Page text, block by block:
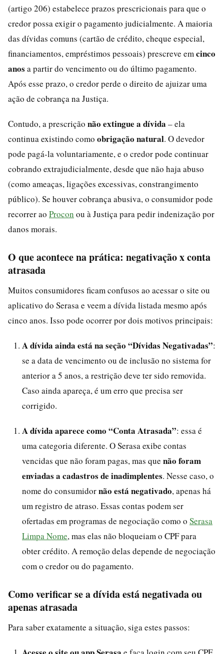
(artigo 206) estabelece prazos prescricionais para que o
credor possa exigir o pagamento judicialmente. A maioria
das dívidas comuns (cartão de crédito, cheque especial,
financiamentos, empréstimos pessoais) prescreve em cinco
anos a partir do vencimento ou do último pagamento.
Após esse prazo, o credor perde o direito de ajuizar uma
ação de cobrança na Justiça.
Contudo, a prescrição não extingue a dívida – ela
continua existindo como obrigação natural. O devedor
pode pagá-la voluntariamente, e o credor pode continuar
cobrando extrajudicialmente, desde que não haja abuso
(como ameaças, ligações excessivas, constrangimento
público). Se houver cobrança abusiva, o consumidor pode
recorrer ao Procon ou à Justiça para pedir indenização por
danos morais.
O que acontece na prática: negativação x conta
atrasada
Muitos consumidores ficam confusos ao acessar o site ou
aplicativo do Serasa e veem a dívida listada mesmo após
cinco anos. Isso pode ocorrer por dois motivos principais:
A dívida ainda está na seção “Dívidas Negativadas”:
se a data de vencimento ou de inclusão no sistema for
anterior a 5 anos, a restrição deve ter sido removida.
Caso ainda apareça, é um erro que precisa ser
corrigido.
A dívida aparece como “Conta Atrasada”: essa é
uma categoria diferente. O Serasa exibe contas
vencidas que não foram pagas, mas que não foram
enviadas a cadastros de inadimplentes. Nesse caso, o
nome do consumidornão está negativado, apenas há
um registro de atraso. Essas contas podem ser
ofertadas em programas de negociação como o Serasa
Limpa Nome, mas elas não bloqueiam o CPF para
obter crédito. A remoção delas depende de negociação
com o credor ou do pagamento.
Como verificar se a dívida está negativada ou
apenas atrasada
Para saber exatamente a situação, siga estes passos: